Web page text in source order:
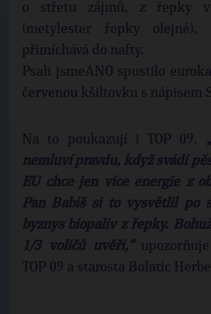
o střetu zájmů, z řepky
(metylester řepky olejné),
přimíchává do nafty.
Psali jsmeANO spustilo
červenou kšiltovku s nápisem
Na to poukazují i TOP 09.
nemluví pravdu, když svádí
EU chce jen více energie z
Pan Babiš si to vysvětlil po
byznys biopaliv z řepky.
1/3 voličů uvěří,“
TOP 09 a starosta Bolatic